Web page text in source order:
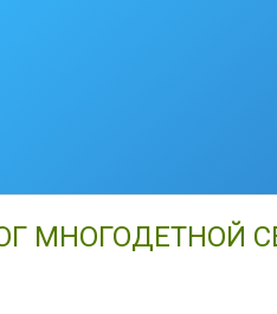
МНОГОДЕТНОЙ